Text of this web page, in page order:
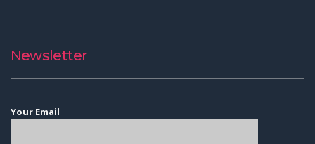
Newsletter
Your Email